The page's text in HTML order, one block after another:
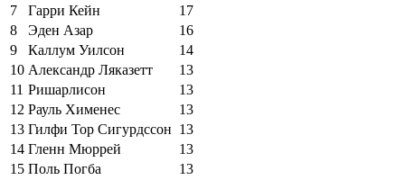
7
Гарри Кейн
17
8
Эден Азар
16
9
Каллум Уилсон
14
10 Александр Ляказетт
13
11 Ришарлисон
13
12 Рауль Хименес
13
13 Гилфи Тор Сигурдссон 13
14 Гленн Мюррей
13
15 Поль Погба 13